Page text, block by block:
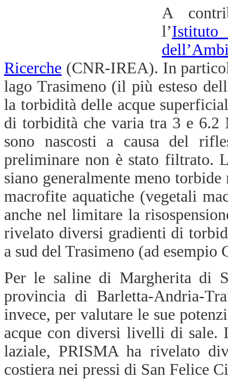
A
l’Istituto
Ricerche (CNR-IREA). In
lago Trasimeno (il più esteso
la torbidità delle acque
di torbidità che varia tra 3 e
sono nascosti a causa del
preliminare non è stato filtrato.
siano generalmente meno
macrofite aquatiche (vegetali
anche nel limitare la
rivelato diversi gradienti di
a sud del Trasimeno (ad esempio
Per le saline di Margherita di
provincia di Barletta-Andria-
invece, per valutare le sue
acque con diversi livelli di sale.
laziale, PRISMA ha rivelato
costiera nei pressi di San Felice